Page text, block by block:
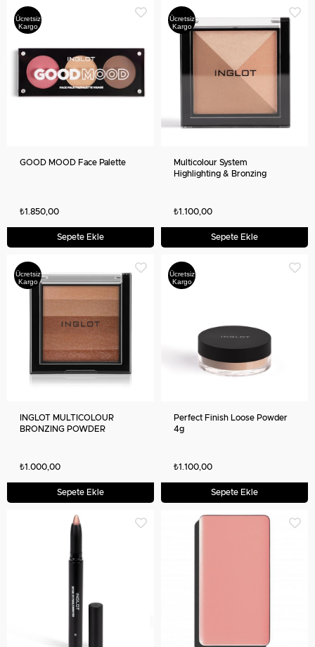
Ücretsiz
Kargo
GOOD MOOD Face Palette
₺1.850,00
Sepete Ekle
Ücretsiz
Kargo
Multicolour System
Highlighting & Bronzing
₺1.100,00
Sepete Ekle
Ücretsiz
Kargo
INGLOT MULTICOLOUR
BRONZING POWDER
₺1.000,00
Sepete Ekle
Ücretsiz
Kargo
Perfect Finish Loose Powder
4g
₺1.100,00
Sepete Ekle